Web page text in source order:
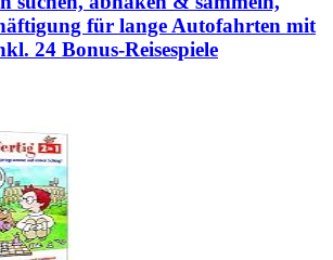
für lange Autofahrten mit
24 Bonus-Reisespiele